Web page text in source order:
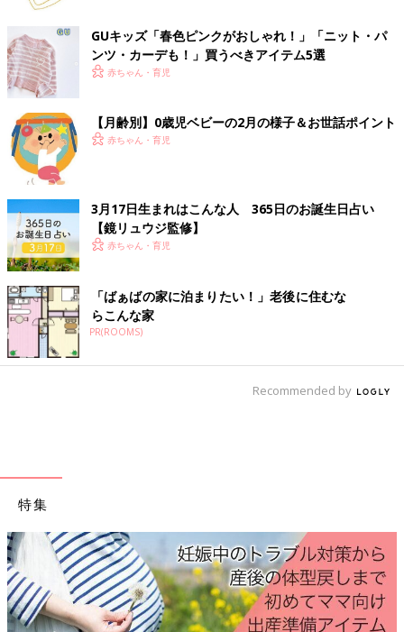
ットも。いろんなデザインやカラーが揃っていて、使い分けも楽
しめちゃいます。
★キュートなクマさんのマットに萌え
ブルーのクマさんマットにアプレレクールとジェラピケのスタ
イ。ウキウキするほど可愛い離乳食準備の様子が伝わってきます
ね。ここから続く離乳食記録のpostも参考になりますので是非チ
ェックしてくださいね。
関連：[新米ママハトコのオススメ#8]離乳食、お役立ちグッズは
これ！
シリコンマットを活用した離乳食記録もたくさん投稿されてい
GUキッズ「春色ピンクがおしゃれ！」「ニット・パ
ンツ・カーデも！」買うべきアイテム5選
赤ちゃん・育児
【月齢別】0歳児ベビーの2月の様子＆お世話ポイント
赤ちゃん・育児
3月17日生まれはこんな人 365日のお誕生日占い
【鏡リュウジ監修】
赤ちゃん・育児
「ばぁばの家に泊まりたい！」老後に住むな
らこんな家
PR(ROOMS)
Recommended by
特集